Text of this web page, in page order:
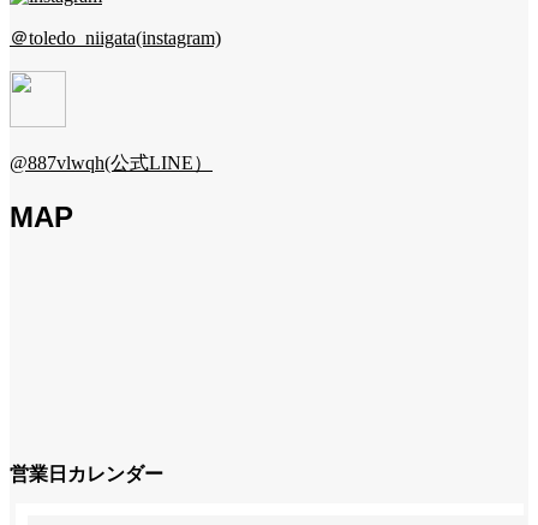
＠toledo_niigata(instagram)
@887vlwqh(公式LINE）
MAP
営業日カレンダー